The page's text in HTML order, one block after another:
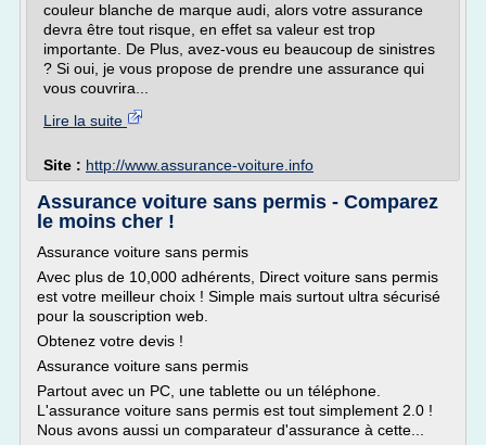
couleur blanche de marque audi, alors votre assurance
devra être tout risque, en effet sa valeur est trop
importante. De Plus, avez-vous eu beaucoup de sinistres
? Si oui, je vous propose de prendre une assurance qui
vous couvrira...
Lire la suite
Site : http://www.assurance-voiture.info
Assurance voiture sans permis - Comparez
le moins cher !
Assurance voiture sans permis
Avec plus de 10,000 adhérents, Direct voiture sans permis
est votre meilleur choix ! Simple mais surtout ultra sécurisé
pour la souscription web.
Obtenez votre devis !
Assurance voiture sans permis
Partout avec un PC, une tablette ou un téléphone.
L'assurance voiture sans permis est tout simplement 2.0 !
Nous avons aussi un comparateur d'assurance à cette...